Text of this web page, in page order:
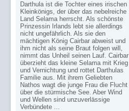
Darthula ist die Tochter eines irischen
Kleinkönigs, der über das nebelreiche
Land Selama herrscht. Als schönste
Prinzessin Irlands lebt sie allerdings
nicht ungefährlich. Als sie den
mächtigen König Cairbar abweist und
ihm nicht als seine Braut folgen will,
nimmt das Unheil seinen Lauf. Cairbar
überzieht das kleine Selama mit Krieg
und Vernichtung und rottet Darthulas
Familie aus. Mit ihrem Geliebten
Nathos wagt die junge Frau die Flucht
über die stürmische See. Aber Wind
und Wellen sind unzuverlässige
Verbündete ...